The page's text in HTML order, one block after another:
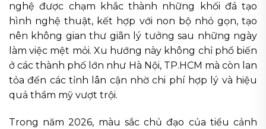
nghệ được chạm khắc thành những khối đá tạo
hình nghệ thuật, kết hợp với non bộ nhỏ gọn, tạo
nên không gian thư giãn lý tưởng sau những ngày
làm việc mệt mỏi. Xu hướng này không chỉ phổ biến
ở các thành phố lớn như Hà Nội, TP.HCM mà còn lan
tỏa đến các tỉnh lân cận nhờ chi phí hợp lý và hiệu
quả thẩm mỹ vượt trội.
Trong năm 2026, màu sắc chủ đạo của tiểu cảnh